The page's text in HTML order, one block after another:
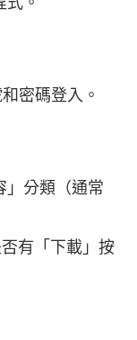
密碼登入。
」分類（通常
有「下載」按